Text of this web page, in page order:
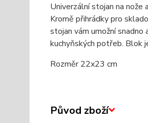
Univerzální stojan na
Kromě přihrádky pro
stojan vám umožní
kuchyňských potřeb. Blok
Rozměr 22x23 cm
Původ zboží